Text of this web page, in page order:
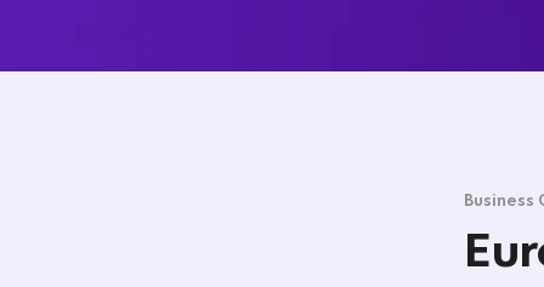
Business